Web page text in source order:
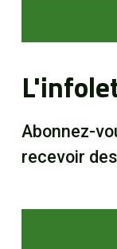
Abonnez-
recevoir